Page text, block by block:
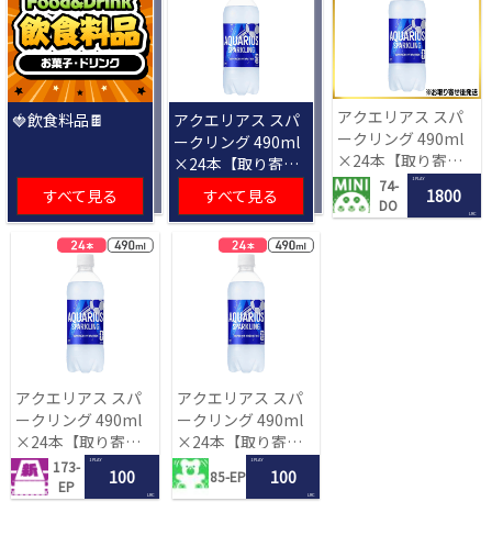
🍓飲食料品🍫
すべて見る
アクエリアス スパ
ークリング 490ml
×24本【取り寄せ
入荷後次第発送】
すべて見る
アクエリアス スパ
ークリング 490ml
×24本【取り寄せ
入荷後次第発送】
74-
DO
1 PLAY
1800
LRC
アクエリアス スパ
ークリング 490ml
×24本【取り寄せ
入荷後次第発送】
173-
EP
1 PLAY
100
LRC
アクエリアス スパ
ークリング 490ml
×24本【取り寄せ
入荷後次第発送】
85-EP
1 PLAY
100
LRC